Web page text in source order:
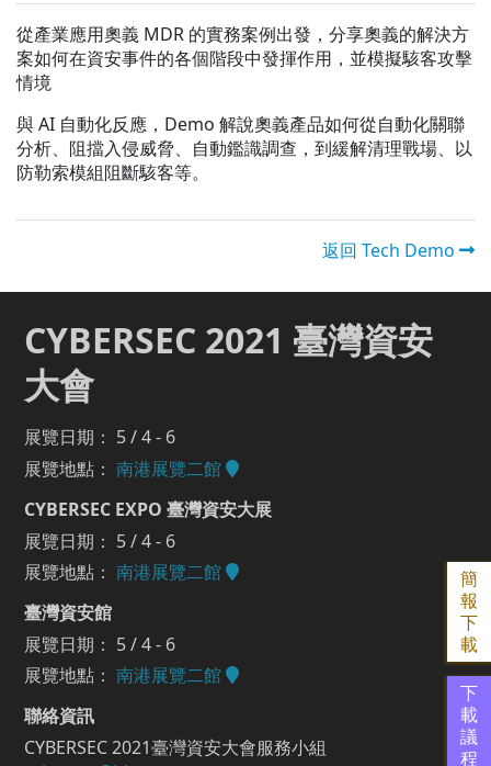
從產業應用奧義 MDR 的實務案例出發，分享奧義的解決方
案如何在資安事件的各個階段中發揮作用，並模擬駭客攻擊
情境
與 AI 自動化反應，Demo 解說奧義產品如何從自動化關聯
分析、阻擋入侵威脅、自動鑑識調查，到緩解清理戰場、以
防勒索模組阻斷駭客等。
返回 Tech Demo
下
載
議
程
簡
報
下
載
CYBERSEC 2021 臺灣資安
大會
展覽日期： 5 / 4 - 6
展覽地點： 南港展覽二館
CYBERSEC EXPO 臺灣資安大展
展覽日期： 5 / 4 - 6
展覽地點： 南港展覽二館
臺灣資安館
展覽日期： 5 / 4 - 6
展覽地點： 南港展覽二館
聯絡資訊
CYBERSEC 2021臺灣資安大會服務小組